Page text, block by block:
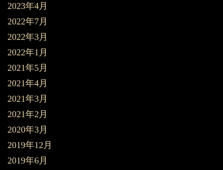
2023年4月
2022年7月
2022年3月
2022年1月
2021年5月
2021年4月
2021年3月
2021年2月
2020年3月
2019年12月
2019年6月